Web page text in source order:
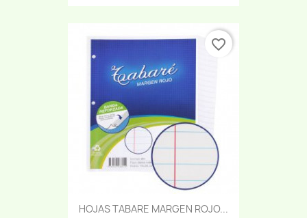
HOJAS TABARE MARGEN ROJO...
favorite_border